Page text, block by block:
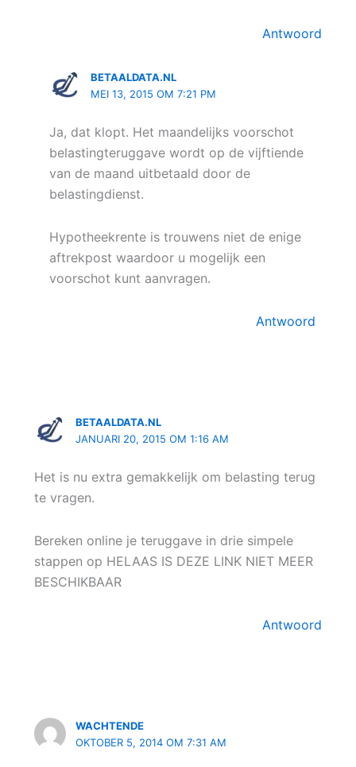
Antwoord
BETAALDATA.NL
MEI 13, 2015 OM 7:21 PM
Ja, dat klopt. Het maandelijks voorschot
belastingteruggave wordt op de vijftiende
van de maand uitbetaald door de
belastingdienst.
Hypotheekrente is trouwens niet de enige
aftrekpost waardoor u mogelijk een
voorschot kunt aanvragen.
Antwoord
BETAALDATA.NL
JANUARI 20, 2015 OM 1:16 AM
Het is nu extra gemakkelijk om belasting terug
te vragen.
Bereken online je teruggave in drie simpele
stappen op HELAAS IS DEZE LINK NIET MEER
BESCHIKBAAR
Antwoord
WACHTENDE
OKTOBER 5, 2014 OM 7:31 AM